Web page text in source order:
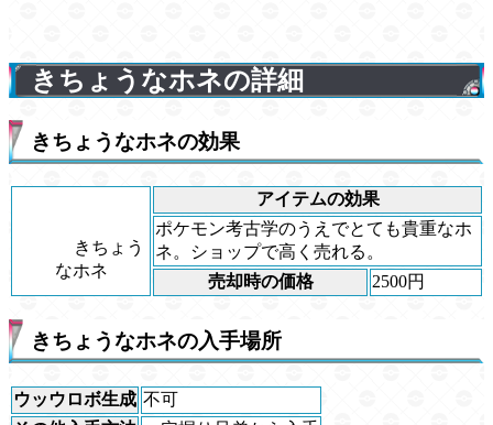
きちょうなホネの詳細
きちょうなホネの効果
きちょう
なホネ
アイテムの効果
ポケモン考古学のうえでとても貴重なホ
ネ。ショップで高く売れる。
売却時の価格
2500円
きちょうなホネの入手場所
ウッウロボ生成 不可